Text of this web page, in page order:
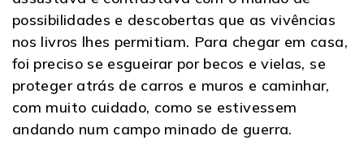
possibilidades e descobertas que as vivências
nos livros lhes permitiam. Para chegar em casa,
foi preciso se esgueirar por becos e vielas, se
proteger atrás de carros e muros e caminhar,
com muito cuidado, como se estivessem
andando num campo minado de guerra.